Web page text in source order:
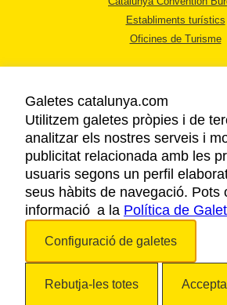
Establiments turístics
Oficines de Turisme
AVÍS LEGAL
POLÍTICA DE
COOKIES
ACCESSIBILITAT
Galetes catalunya.com
Utilitzem galetes pròpies i de
analitzar els nostres serveis i
publicitat relacionada amb les
usuaris segons un perfil
seus hàbits de navegació. Pots
informació a la Política de
Configuració de galetes
Rebutja-les totes